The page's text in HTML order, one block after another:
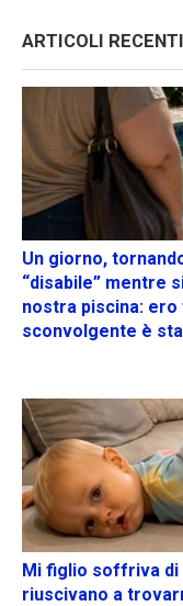
ARTICOLI RECENTI
Un giorno,
“disabile” mentre
nostra piscina: ero
sconvolgente è
Mi figlio soffriva di
riuscivano a